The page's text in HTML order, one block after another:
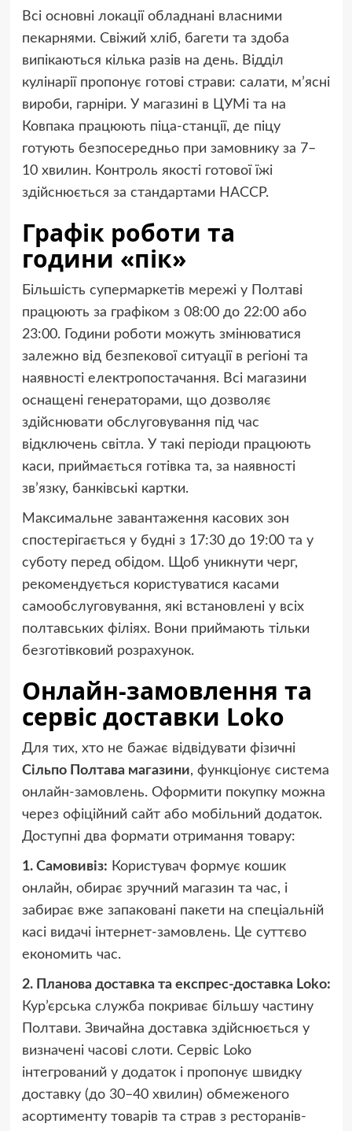
Всі основні локації обладнані власними
пекарнями. Свіжий хліб, багети та здоба
випікаються кілька разів на день. Відділ
кулінарії пропонує готові страви: салати, м’ясні
вироби, гарніри. У магазині в ЦУМі та на
Ковпака працюють піца-станції, де піцу
готують безпосередньо при замовнику за 7–
10 хвилин. Контроль якості готової їжі
здійснюється за стандартами HACCP.
Графік роботи та
години «пік»
Більшість супермаркетів мережі у Полтаві
працюють за графіком з 08:00 до 22:00 або
23:00. Години роботи можуть змінюватися
залежно від безпекової ситуації в регіоні та
наявності електропостачання. Всі магазини
оснащені генераторами, що дозволяє
здійснювати обслуговування під час
відключень світла. У такі періоди працюють
каси, приймається готівка та, за наявності
зв’язку, банківські картки.
Максимальне завантаження касових зон
спостерігається у будні з 17:30 до 19:00 та у
суботу перед обідом. Щоб уникнути черг,
рекомендується користуватися касами
самообслуговування, які встановлені у всіх
полтавських філіях. Вони приймають тільки
безготівковий розрахунок.
Онлайн-замовлення та
сервіс доставки Loko
Для тих, хто не бажає відвідувати фізичні
Сільпо Полтава магазини, функціонує система
онлайн-замовлень. Оформити покупку можна
через офіційний сайт або мобільний додаток.
Доступні два формати отримання товару:
1. Самовивіз: Користувач формує кошик
онлайн, обирає зручний магазин та час, і
забирає вже запаковані пакети на спеціальній
касі видачі інтернет-замовлень. Це суттєво
економить час.
2. Планова доставка та експрес-доставка Loko:
Кур’єрська служба покриває більшу частину
Полтави. Звичайна доставка здійснюється у
визначені часові слоти. Сервіс Loko
інтегрований у додаток і пропонує швидку
доставку (до 30–40 хвилин) обмеженого
асортименту товарів та страв з ресторанів-